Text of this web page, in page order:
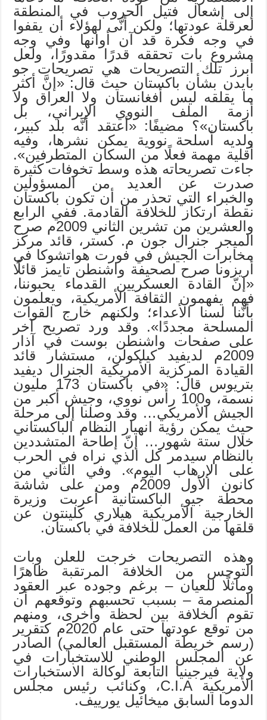
إلى إشعال فتيل الحروب في المنطقة
لعرقلة عودتها؛ ولكن أنَّى لهؤلاء أن يقفوا
في وجه فكرة قد آن أوانها وفي وجه
مشروع بات تحققه قدرًا مقدورًا، ولعل
أبرز تلك التصريحات هي تصريحات جو
بايدن بشأن باكستان حيث قال: «إنَّ أكثر
ما يقلقه ليس أفغانستان ولا العراق ولا
أزمة الملف النووي الإيراني، بل
باكستان»؟ مضيفًا: «أعتقد أنَّه بلد كبير،
ولديه أسلحة نووية يمكن نشرها، وفيه
أقلية مهمة فعلًا من السكان المتطرفين».
جاءت تصريحاته هذه وسط تخوفات كثيرة
صدرت عن العديد من المسؤولين
والخبراء التي تحذر من أن تكون باكستان
نقطة ارتكاز للخلافة القادمة. ففي الرابع
والعشرين من تشرين الثاني 2009م صرح
الميجر جنرال جون م. كستر، قائد مركز
مخابرات الجيش في فورت هواتشوكا في
أريزونا صرح لصحيفة واشنطن تايمز قائلًا
«إنّ القادة العسكريين القدماء يحبوننا،
فهم يفهمون الثقافة الأمريكية، ويعلمون
بأنّنا لسنا الأعداء؛ ولكنهم خارج القوات
المسلحة مجددًا». وقد ورد تصريح آخر
على صفحات واشنطن بوست في آذار
2009م لديفيد كيلكولن، مستشار قائد
القيادة المركزية الأمريكية الجنرال ديفيد
بتريوس قال: «في باكستان 173 مليون
نسمة، و100 رأس نووي، وجيش أكبر من
الجيش الأمريكي… وقد وصلنا إلى مرحلة
حيث يمكن رؤية انهيار النظام الباكستاني
خلال ستة شهور… إنّ إطاحة المتشددين
بالنظام سيدمر كل الذي نراه في الحرب
على الإرهاب اليوم». وفي الثاني من
كانون الأول 2009م ومن على شاشة
محطة جيو الباكستانية أعربت وزيرة
الخارجية الأمريكية هيلاري كلينتون عن
قلقها من العمل للخلافة في باكستان.
وهذه التصريحات خرجت للعلن وبات
التوجس من الخلافة المرتقبة ظاهرًا
وماثلًا للعيان – برغم وجوده عبر العقود
المنصرمة – بسبب تحسبهم وتوقعهم أن
تقوم الخلافة بين لحظة وأخرى، ومنهم
من توقع عودتها حتى عام 2020م كتقرير
(رسم خريطة المستقبل العالمي) الصادر
عن المجلس الوطني للاستخبارات في
ولاية فيرجينيا التابعة لوكالة الاستخبارات
الأمريكية C.I.A، وكنائب رئيس مجلس
الدوما السابق ميخائيل يورييف.